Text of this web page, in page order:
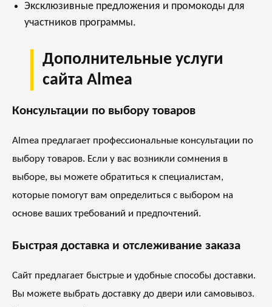
Эксклюзивные предложения и промокоды для
участников программы.
Дополнительные услуги
сайта Almea
Консультации по выбору товаров
Almea предлагает профессиональные консультации по
выбору товаров. Если у вас возникли сомнения в
выборе, вы можете обратиться к специалистам,
которые помогут вам определиться с выбором на
основе ваших требований и предпочтений.
Быстрая доставка и отслеживание заказа
Сайт предлагает быстрые и удобные способы доставки.
Вы можете выбрать доставку до двери или самовывоз.